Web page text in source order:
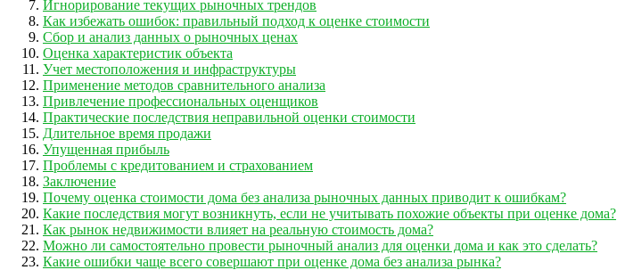
Игнорирование текущих рыночных трендов
Как избежать ошибок: правильный подход к оценке стоимости
Сбор и анализ данных о рыночных ценах
Оценка характеристик объекта
Учет местоположения и инфраструктуры
Применение методов сравнительного анализа
Привлечение профессиональных оценщиков
Практические последствия неправильной оценки стоимости
Длительное время продажи
Упущенная прибыль
Проблемы с кредитованием и страхованием
Заключение
Почему оценка стоимости дома без анализа рыночных данных приводит к ошибкам?
Какие последствия могут возникнуть, если не учитывать похожие объекты при оценке дома?
Как рынок недвижимости влияет на реальную стоимость дома?
Можно ли самостоятельно провести рыночный анализ для оценки дома и как это сделать?
Какие ошибки чаще всего совершают при оценке дома без анализа рынка?